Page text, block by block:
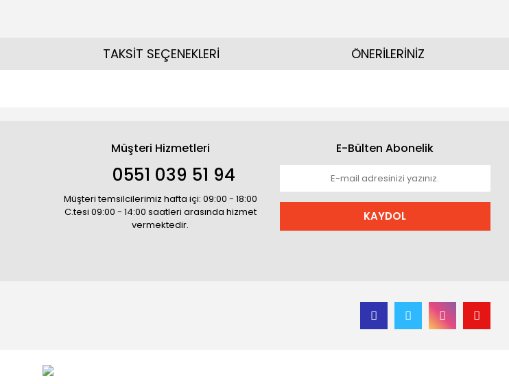
TAKSİT SEÇENEKLERİ ÖNERİLERİNİZ
Müşteri Hizmetleri
0551 039 51 94
Müşteri temsilcilerimiz hafta içi: 09:00 - 18:00
C.tesi 09:00 - 14:00 saatleri arasında hizmet
vermektedir.
E-Bülten Abonelik
KAYDOL